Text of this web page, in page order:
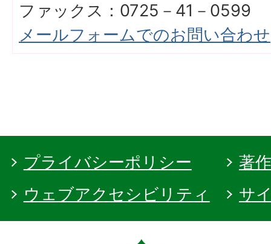
ファックス：0725－41－0599
メールフォームでのお問い合わせ
プライバシーポリシー
著
ウェブアクセシビリティ
サ